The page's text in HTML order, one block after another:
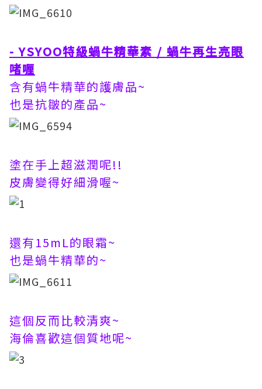
- YSYOO特級蝸牛精華素 / 蝸牛再生亮眼
啫喱
含有蝸牛精華的護膚品~
也是抗皺的產品~
塗在手上超滋潤呢!!
皮膚變得好細滑喔~
還有15mL的眼霜~
也是蝸牛精華的~
這個反而比較清爽~
海倫喜歡這個質地呢~